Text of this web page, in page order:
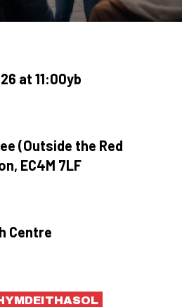
at 11:00yb
(Outside the Red
EC4M 7LF
Centre